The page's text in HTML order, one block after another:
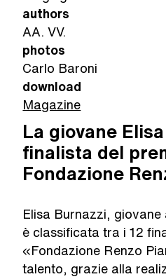
authors
AA. VV.
photos
Carlo Baroni
download
Magazine
La giovane
finalista del
Fondazione
Elisa Burnazzi, giovane
è classificata tra i 12
«Fondazione Renzo
talento, grazie alla